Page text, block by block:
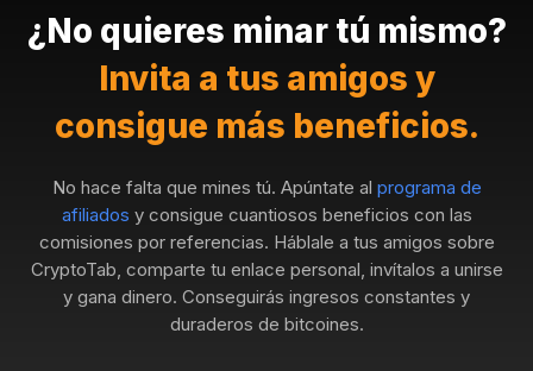
¿No quieres minar tú mismo?
Invita a tus amigos y
consigue más beneficios.
No hace falta que mines tú. Apúntate al programa de
afiliados y consigue cuantiosos beneficios con las
comisiones por referencias. Háblale a tus amigos sobre
CryptoTab, comparte tu enlace personal, invítalos a unirse
y gana dinero. Conseguirás ingresos constantes y
duraderos de bitcoines.